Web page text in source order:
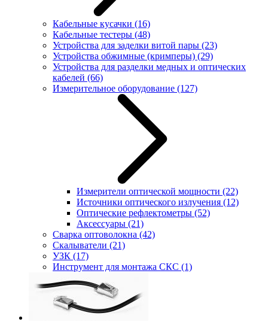
Кабельные кусачки (16)
Кабельные тестеры (48)
Устройства для заделки витой пары (23)
Устройства обжимные (кримперы) (29)
Устройства для разделки медных и оптических
кабелей (66)
Измерительное оборудование (127)
Измерители оптической мощности (22)
Источники оптического излучения (12)
Оптические рефлектометры (52)
Аксессуары (21)
Сварка оптоволокна (42)
Скалыватели (21)
УЗК (17)
Инструмент для монтажа СКС (1)